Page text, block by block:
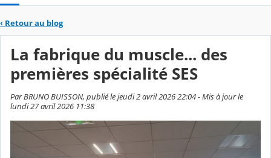
‹ Retour au blog
La fabrique du muscle... des
premières spécialité SES
Par BRUNO BUISSON, publié le jeudi 2 avril 2026 22:04 - Mis à jour le
lundi 27 avril 2026 11:38